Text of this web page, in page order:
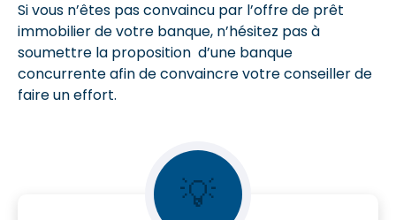
Si vous n’êtes pas convaincu par l’offre de prêt
immobilier de votre banque, n’hésitez pas à
soumettre la proposition d’une banque
concurrente afin de convaincre votre conseiller de
faire un effort.
💡